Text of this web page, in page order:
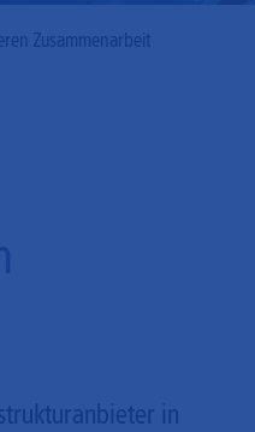
Mobilfunk
Zusammenarbeit
in